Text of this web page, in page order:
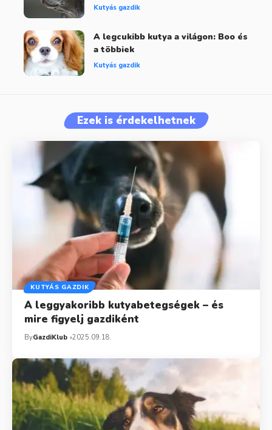
Kutyás gazdik
A legcukibb kutya a világon: Boo és
a többiek
Kutyás gazdik
Ezek is érdekelhetnek
KUTYÁS GAZDIK
A leggyakoribb kutyabetegségek – és
mire figyelj gazdiként
ByGazdiKlub 2025.09.18.